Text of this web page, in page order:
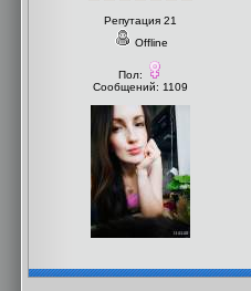
Репутация 21
Offline
Пол:
Сообщений: 1109